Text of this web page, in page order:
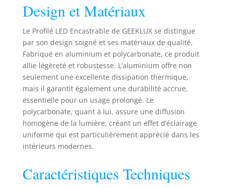
Transparent
standard, vous
pouvez facilement
couper le profilé
LED et le diffuseur
aux dimensions
souhaitées,
permettant ainsi
de créer votre
propre design DIY
sans effort. Les
bords du profilé
LED facilitent une
meilleure fixation
d'installation, tout
Design et Matériaux
Le Profilé LED Encastrable de GEEKLUX se distingue
par son design soigné et ses matériaux de qualité.
Fabriqué en aluminium et polycarbonate, ce produit
allie légèreté et robustesse. L’aluminium offre non
seulement une excellente dissipation thermique,
mais il garantit également une durabilité accrue,
essentielle pour un usage prolongé. Le
polycarbonate, quant à lui, assure une diffusion
homogène de la lumière, créant un effet d’éclairage
uniforme qui est particulièrement apprécié dans les
intérieurs modernes.
Caractéristiques Techniques